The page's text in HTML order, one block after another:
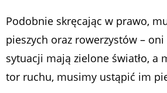
Podobnie skręcając w prawo,
pieszych oraz rowerzystów –
sytuacji mają zielone światło, a
tor ruchu, musimy ustąpić im